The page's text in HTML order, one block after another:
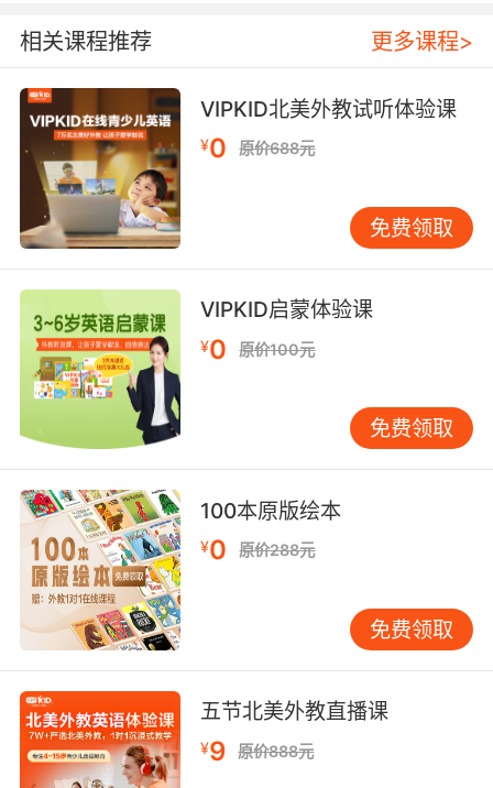
7. athletes should not be described as
adorable.
不应该把运动员描述为可爱
8. I hope you don't mind I'm not as athletic as
you.
我希望你不介意我没你那么健壮
9. Look, I'm no athlete, but neither are you.
听着 我不是运动员 你也不是
相关课程推荐 更多课程>
VIPKID北美外教试听体验课
¥0 原价688元
免费领取
VIPKID启蒙体验课
¥0 原价100元
免费领取
100本原版绘本
¥0 原价288元
免费领取
五节北美外教直播课
¥9 原价888元